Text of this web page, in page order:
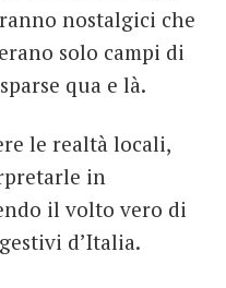
nostalgici che
solo campi di
qua e là.
le realtà locali,
in
il volto vero di
d’Italia.